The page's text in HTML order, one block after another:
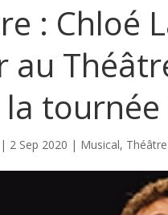
: Chloé
au
tournée
| 2 Sep 2020 | Musical, Théâtre